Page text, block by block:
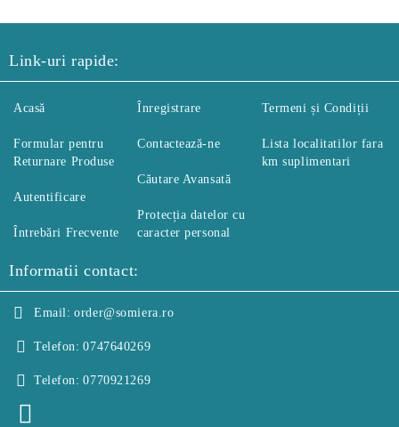
Link-uri rapide:
Acasă
Formular pentru
Returnare Produse
Autentificare
Întrebări Frecvente
Înregistrare
Contactează-ne
Căutare Avansată
Protecția datelor cu
caracter personal
Termeni și Condiții
Lista localitatilor fara
km suplimentari
Informatii contact:
Email: order@somiera.ro
Telefon: 0747640269
Telefon: 0770921269